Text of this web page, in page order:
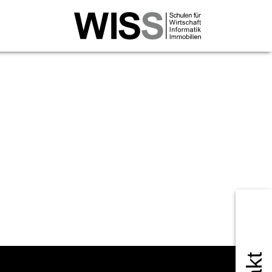
Transformation NDS HF
in mit eidg. FA
Specialist mit eidg. FA
WISS ‒ Trends, Analysen &
für den Einsatz von KI in Unternehmen